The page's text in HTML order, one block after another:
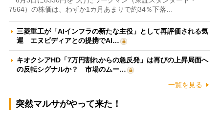
7564）の株価は、わずか1カ月あまりで約34％下落…
三菱重工が「AIインフラの新たな主役」として再評価される気
運 エヌビディアとの提携でAI…
キオクシアHD「7万円割れからの急反発」は再びの上昇局面へ
の反転シグナルか？ 市場のムー…
一覧を見る
突然マルサがやって来た！